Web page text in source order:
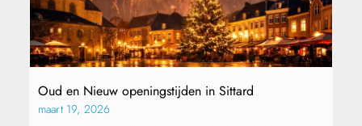
Oud en Nieuw openingstijden in Sittard
maart 19, 2026